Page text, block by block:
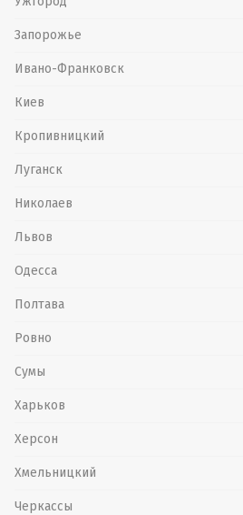
Запорожье
Ивано-Франковск
Киев
Кропивницкий
Луганск
Николаев
Львов
Одесса
Полтава
Ровно
Сумы
Харьков
Херсон
Хмельницкий
Черкассы